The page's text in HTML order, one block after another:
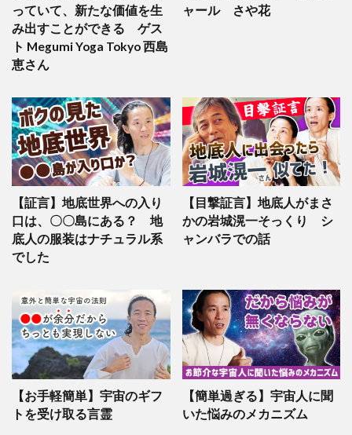
っていて、新たな価値を生
み出すことができる ゲス
ト Megumi Yoga Tokyo 西島
恵さん
ャール さや花
【証言】地底世界への入り
口は、〇〇島にある？ 地
底人の服装はナチュラル系
でした
【目撃証言】地底人がまさ
かの岩城滉一そっくり シ
ャンバラでの話
【お手軽簡単】宇宙のギフ
トを受け取る言霊
【簡単過ぎる】宇宙人に聞
いた悩みのメカニズム